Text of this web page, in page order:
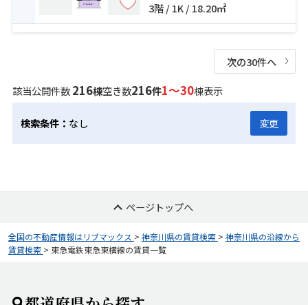
3階 / 1K / 18.20㎡
次の30件へ
該当公開件数216棟空き数216件1～30棟表示
検索条件： なし 変更
ページトップへ
全国の不動産情報はリブマックス > 神奈川県の賃貸検索 > 神奈川県の沿線から
賃貸検索 > 東急電鉄東急東横線の賃貸一覧